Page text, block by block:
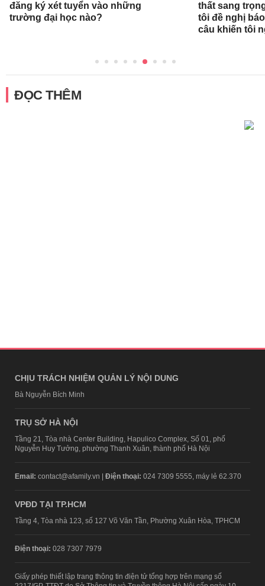
đăng ký xét tuyển vào những
trường đại học nào?
thất sang
tôi đề nghị
câu khiến tôi
ĐỌC THÊM
CHỊU TRÁCH NHIỆM QUẢN LÝ NỘI DUNG
Bà Nguyễn Bích Minh
TRỤ SỞ HÀ NỘI
Tầng 21, Tòa nhà Center Building, Hapulico Complex, Số 01, phố
Nguyễn Huy Tưởng, phường Thanh Xuân, thành phố Hà Nội
Email: contact@afamily.vn | Điện thoại: 024 7309 5555, máy lẻ 62.370
VPĐD TẠI TP.HCM
Tầng 4, Tòa nhà 123, số 127 Võ Văn Tần, Phường Xuân Hòa, TPHCM
Điện thoại: 028 7307 7979
Giấy phép thiết lập trang thông tin điện tử tổng hợp trên mạng số